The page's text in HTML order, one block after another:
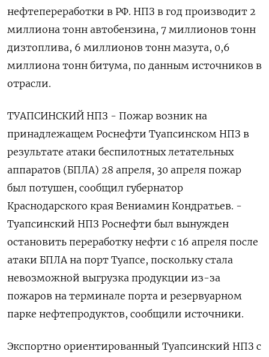
нефтепереработки в РФ. НПЗ в год производит 2
миллиона тонн автобензина, 7 миллионов тонн
дизтоплива, 6 миллионов тонн мазута, 0,6
миллиона тонн битума, по данным источников в
отрасли.
ТУАПСИНСКИЙ НПЗ - Пожар возник на
принадлежащем Роснефти Туапсинском НПЗ в
результате атаки беспилотных летательных
аппаратов (БПЛА) 28 апреля, 30 апреля пожар
был потушен, сообщил губернатор
Краснодарского края Вениамин Кондратьев. -
Туапсинский НПЗ Роснефти был вынужден
остановить переработку нефти с 16 апреля после
атаки БПЛА на порт Туапсе, поскольку стала
невозможной выгрузка продукции из-за
пожаров на терминале порта и резервуарном
парке нефтепродуктов, сообщили источники.
Экспортно ориентированный Туапсинский НПЗ с